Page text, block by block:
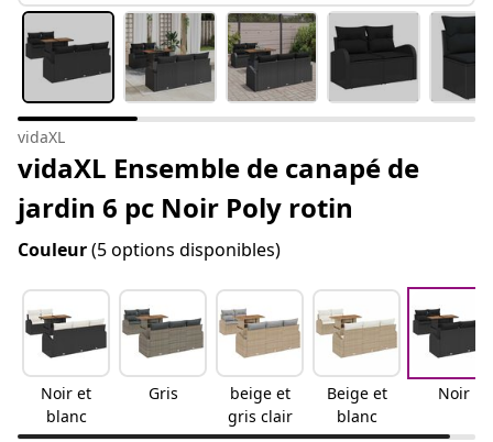
vidaXL
vidaXL Ensemble de canapé de
jardin 6 pc Noir Poly rotin
Couleur(5 options disponibles)
Noir et
blanc
Gris
beige et
gris clair
Beige et
blanc
Noir